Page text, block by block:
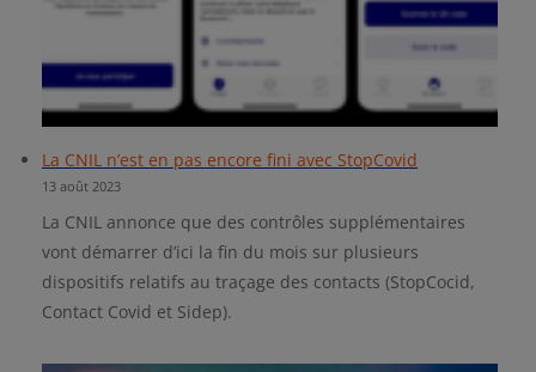
La CNIL n’est en pas encore fini avec StopCovid
13 août 2023
La CNIL annonce que des contrôles supplémentaires
vont démarrer d’ici la fin du mois sur plusieurs
dispositifs relatifs au traçage des contacts (StopCocid,
Contact Covid et Sidep).